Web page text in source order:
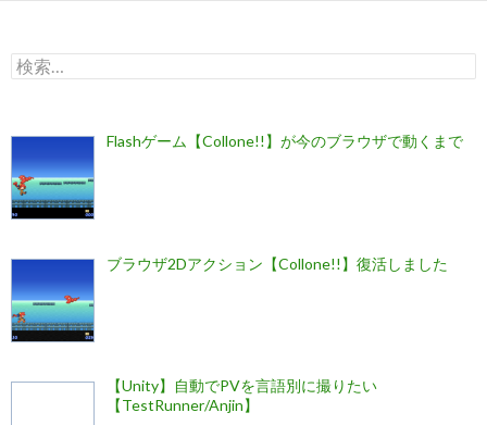
検
索:
Flashゲーム【Collone!!】が今のブラウザで動くまで
ブラウザ2Dアクション【Collone!!】復活しました
【Unity】自動でPVを言語別に撮りたい
【TestRunner/Anjin】